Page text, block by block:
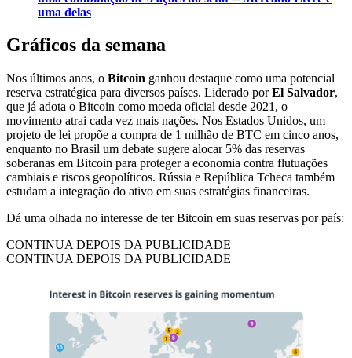
uma delas
Gráficos da semana
Nos últimos anos, o Bitcoin ganhou destaque como uma potencial
reserva estratégica para diversos países. Liderado porEl Salvador,
que já adota o Bitcoin como moeda oficial desde 2021, o
movimento atrai cada vez mais nações. Nos Estados Unidos, um
projeto de lei propõe a compra de 1 milhão de BTC em cinco anos,
enquanto no Brasil um debate sugere alocar 5% das reservas
soberanas em Bitcoin para proteger a economia contra flutuações
cambiais e riscos geopolíticos. Rússia e República Tcheca também
estudam a integração do ativo em suas estratégias financeiras.
Dá uma olhada no interesse de ter Bitcoin em suas reservas por país:
CONTINUA DEPOIS DA PUBLICIDADE
CONTINUA DEPOIS DA PUBLICIDADE